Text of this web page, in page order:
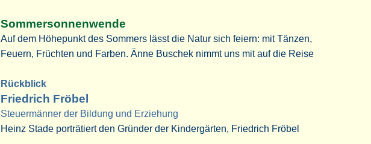
Sommersonnenwende
Auf dem Höhepunkt des Sommers lässt die Natur sich feiern: mit Tänzen,
Feuern, Früchten und Farben. Änne Buschek nimmt uns mit auf die Reise
Rückblick
Friedrich Fröbel
Steuermänner der Bildung und Erziehung
Heinz Stade porträtiert den Gründer der Kindergärten, Friedrich Fröbel